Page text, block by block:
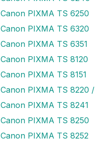
Canon PIXMA TS 6250
Canon PIXMA TS 6320
Canon PIXMA TS 6351
Canon PIXMA TS 8120
Canon PIXMA TS 8151
Canon PIXMA TS 8220
Canon PIXMA TS 8241
Canon PIXMA TS 8250
Canon PIXMA TS 8252